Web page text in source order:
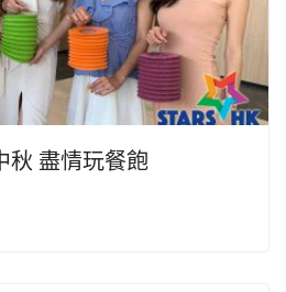
秋 盡情玩餐飽